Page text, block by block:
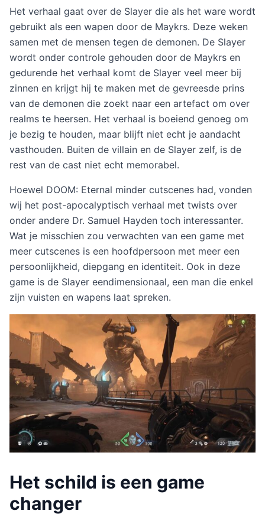
Het verhaal gaat over de Slayer die als het ware wordt
gebruikt als een wapen door de Maykrs. Deze weken
samen met de mensen tegen de demonen. De Slayer
wordt onder controle gehouden door de Maykrs en
gedurende het verhaal komt de Slayer veel meer bij
zinnen en krijgt hij te maken met de gevreesde prins
van de demonen die zoekt naar een artefact om over
realms te heersen. Het verhaal is boeiend genoeg om
je bezig te houden, maar blijft niet echt je aandacht
vasthouden. Buiten de villain en de Slayer zelf, is de
rest van de cast niet echt memorabel.
Hoewel DOOM: Eternal minder cutscenes had, vonden
wij het post-apocalyptisch verhaal met twists over
onder andere Dr. Samuel Hayden toch interessanter.
Wat je misschien zou verwachten van een game met
meer cutscenes is een hoofdpersoon met meer een
persoonlijkheid, diepgang en identiteit. Ook in deze
game is de Slayer eendimensionaal, een man die enkel
zijn vuisten en wapens laat spreken.
Het schild is een game
changer